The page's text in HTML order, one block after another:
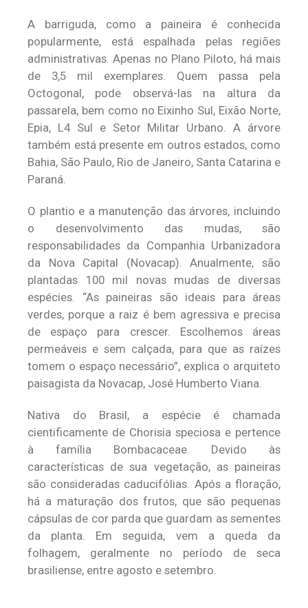
A barriguda, como a paineira é conhecida
popularmente, está espalhada pelas regiões
administrativas. Apenas no Plano Piloto, há mais
de 3,5 mil exemplares. Quem passa pela
Octogonal, pode observá-las na altura da
passarela, bem como no Eixinho Sul, Eixão Norte,
Epia, L4 Sul e Setor Militar Urbano. A árvore
também está presente em outros estados, como
Bahia, São Paulo, Rio de Janeiro, Santa Catarina e
Paraná.
O plantio e a manutenção das árvores, incluindo
o desenvolvimento das mudas, são
responsabilidades da Companhia Urbanizadora
da Nova Capital (Novacap). Anualmente, são
plantadas 100 mil novas mudas de diversas
espécies. “As paineiras são ideais para áreas
verdes, porque a raiz é bem agressiva e precisa
de espaço para crescer. Escolhemos áreas
permeáveis e sem calçada, para que as raízes
tomem o espaço necessário”, explica o arquiteto
paisagista da Novacap, José Humberto Viana.
Nativa do Brasil, a espécie é chamada
cientificamente de Chorisia speciosa e pertence
à família Bombacaceae. Devido às
características de sua vegetação, as paineiras
são consideradas caducifólias. Após a floração,
há a maturação dos frutos, que são pequenas
cápsulas de cor parda que guardam as sementes
da planta. Em seguida, vem a queda da
folhagem, geralmente no período de seca
brasiliense, entre agosto e setembro.